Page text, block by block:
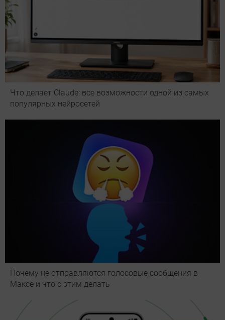
Что делает Сlaude: все возможности одной из самых
популярных нейросетей
Почему не отправляются голосовые сообщения в
Максе и что с этим делать